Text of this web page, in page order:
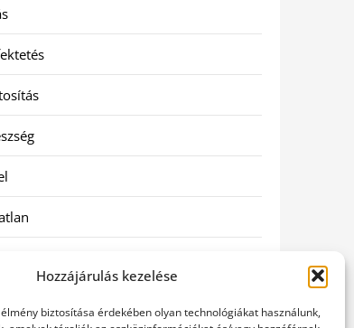
Hozzájárulás kezelése
biztosítása érdekében olyan technológiákat használunk,